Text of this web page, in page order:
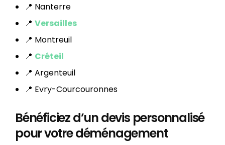
📍 Nanterre
📍Versailles
📍 Montreuil
📍 Créteil
📍 Argenteuil
📍 Evry-Courcouronnes
Bénéficiez d’un devis personnalisé
pour votre déménagement